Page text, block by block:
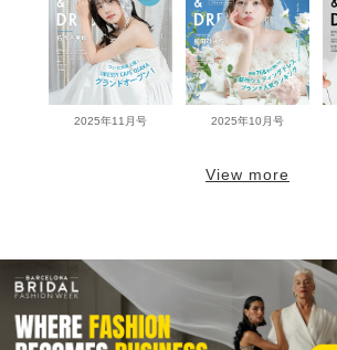
2025年11月号 2025年10月号
View more